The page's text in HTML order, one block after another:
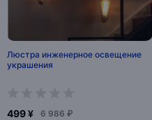
Люстра инженерное освещение
украшения
499 ¥ 6 986 ₽